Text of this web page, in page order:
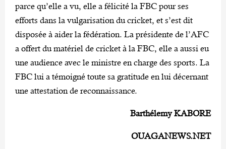
parce qu’elle a vu, elle a félicité la FBC pour ses
efforts dans la vulgarisation du cricket, et s’est dit
disposée à aider la fédération. La présidente de l’AFC
a offert du matériel de cricket à la FBC, elle a aussi eu
une audience avec le ministre en charge des sports. La
FBC lui a témoigné toute sa gratitude en lui décernant
une attestation de reconnaissance.
Barthélemy KABORE
OUAGANEWS.NET